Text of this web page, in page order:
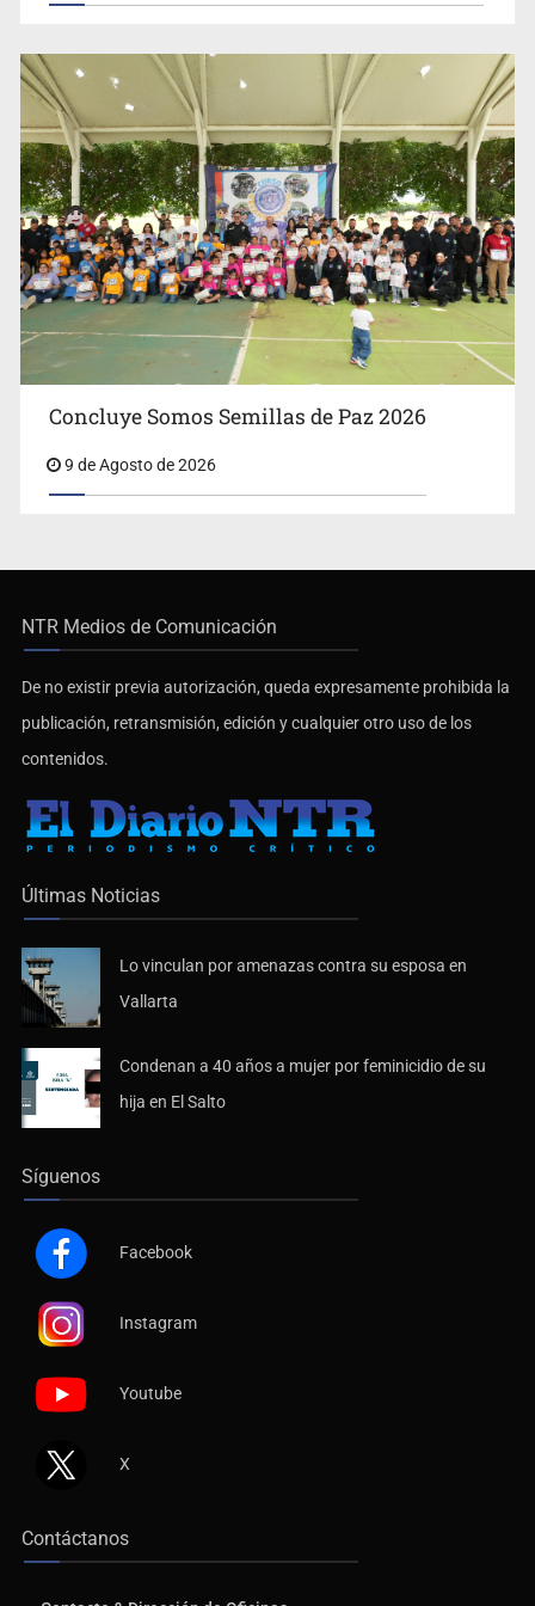
Concluye Somos Semillas de Paz 2026
9 de Agosto de 2026
NTR Medios de Comunicación
De no existir previa autorización, queda expresamente prohibida la
publicación, retransmisión, edición y cualquier otro uso de los
contenidos.
Últimas Noticias
Lo vinculan por amenazas contra su esposa en
Vallarta
Condenan a 40 años a mujer por feminicidio de su
hija en El Salto
Síguenos
Facebook
Instagram
Youtube
X
Contáctanos